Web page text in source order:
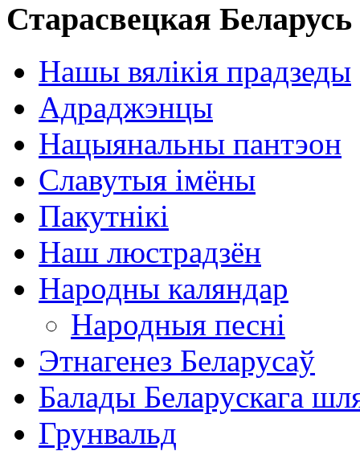
Старасвецкая Беларусь
Нашы вялікія прадзеды
Адраджэнцы
Нацыянальны пантэон
Славутыя імёны
Пакутнікі
Наш люстрадзён
Народны каляндар
Народныя песні
Этнагенез Беларусаў
Балады Беларускага
Грунвальд